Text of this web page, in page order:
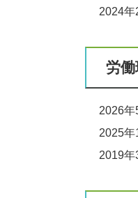
2025
2025
最低
2025
現場
2024
令和6
令和5
2024
労
2026
2025
2019